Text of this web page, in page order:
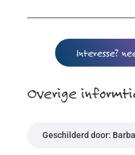
Interesse?
Overige
Geschilderd door: